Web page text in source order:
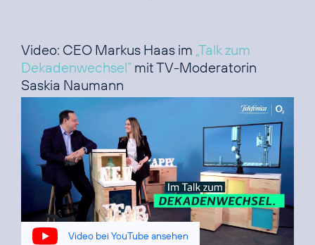
Video: CEO Markus Haas im „Talk zum
Dekadenwechsel“ mit TV-Moderatorin
Saskia Naumann
Video bei YouTube ansehen